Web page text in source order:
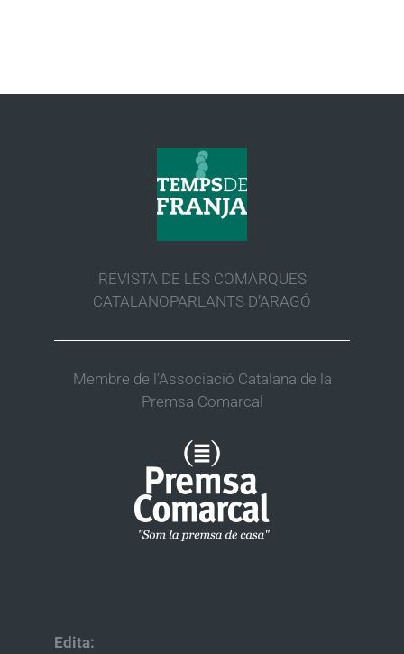
REVISTA DE LES COMARQUES
CATALANOPARLANTS D’ARAGÓ
Membre de l’Associació Catalana de la
Premsa Comarcal
Edita: